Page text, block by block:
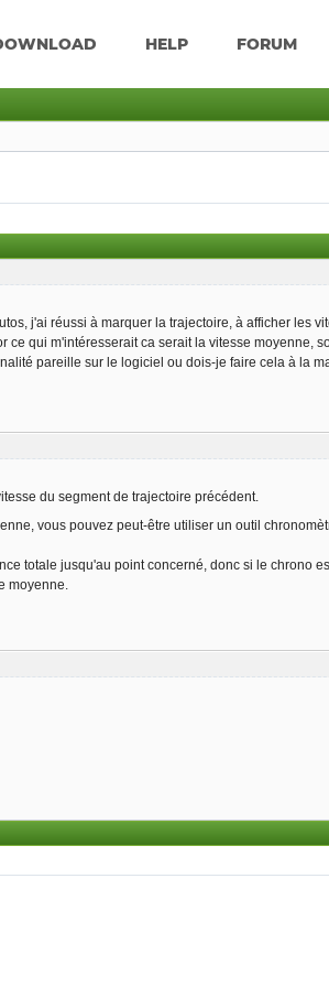
HELP FORUM
j'ai réussi à marquer la trajectoire, à afficher les
ce qui m'intéresserait ca serait la vitesse moyenne,
pareille sur le logiciel ou dois-je faire cela à la
du segment de trajectoire précédent.
vous pouvez peut-être utiliser un outil
totale jusqu'au point concerné, donc si le chrono
moyenne.